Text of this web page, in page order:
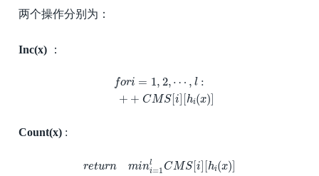
两个操作分别为：
Inc(x)：
fori = 1 , 2, ⋯ , l :
+ + CMS[i] [hi(x)]
1, ⋯ + +C ]
Count(x):
return minl
i=1CMS[i] [hi(x)]
ni 1 CMS[i][hi (x ]